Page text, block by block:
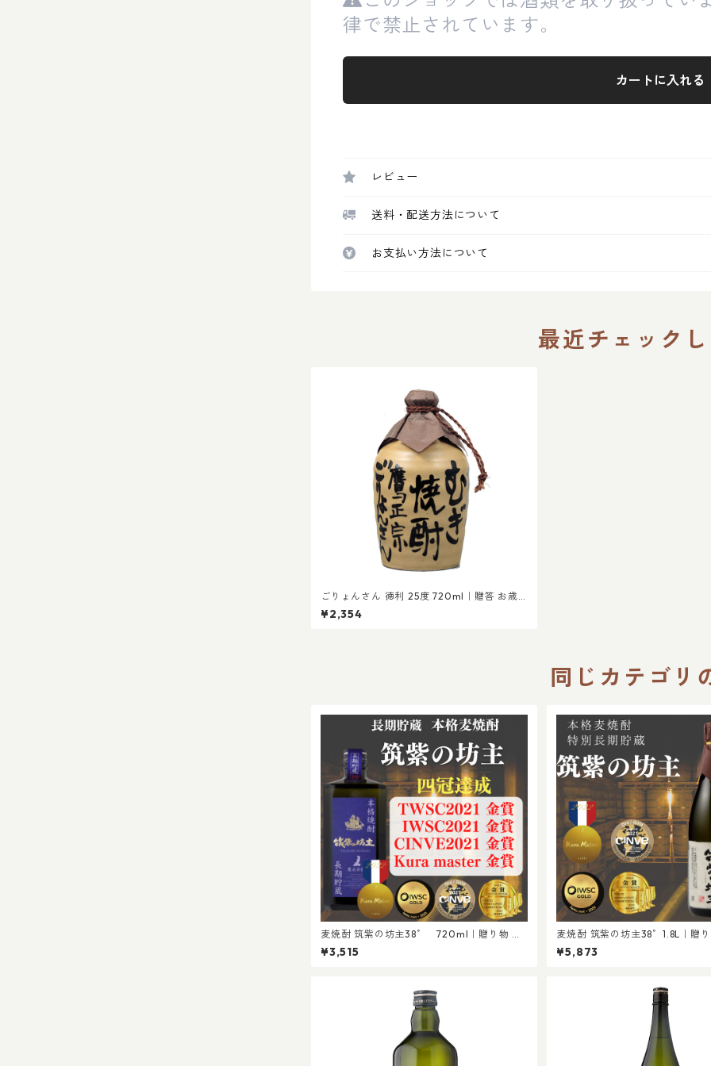
律で禁止されています。
カートに入れる
レビュー
送料・配送方法について
お支払い方法について
最近チェック
ごりょんさん 徳利 25度 720ml｜贈答 お歳
暮 プレゼント 晩酌 徳利 父の日
¥2,354
同じカテゴリ
麦焼酎 筑紫の坊主38゜ 720ml｜贈り物 贈
答 プレゼント 還暦 お歳暮 祝事 晩酌 長期貯
蔵 IWSC/TWSC金賞受賞酒
¥3,515
麦焼酎 筑紫の坊主38゜1.8L｜贈
贈答 プレゼント 還暦 祝事 晩酌 長
SC/TWSC金賞受賞酒
¥5,873